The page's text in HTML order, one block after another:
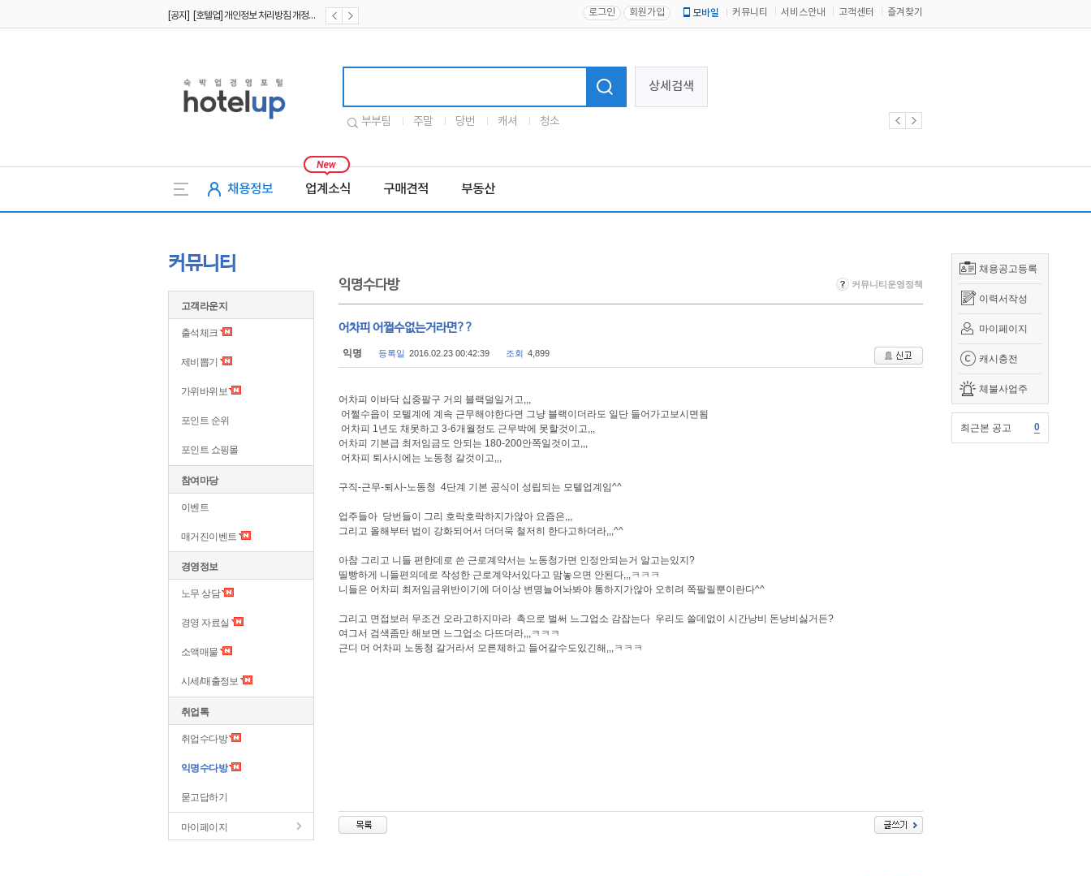
[공지] [호텔업] 개인정보 처리방침 개정본1 (19.09.02) 로그인 회원가입 모바일 커뮤니티 서비스안내 고객센터 즐겨찾기
상세검색
부부팀 주말 당번 캐셔 청소
채용정보 업계소식 구매견적 부동산
채용공고등록
이력서작성
마이페이지
캐시충전
체불사업주
최근본 공고 0
커뮤니티
고객라운지
출석체크
제비뽑기
가위바위보
포인트 순위
포인트 쇼핑몰
참여마당
이벤트
매거진이벤트
경영정보
노무 상담
경영 자료실
소액매물
시세/매출정보
취업톡
취업수다방
익명수다방
묻고답하기
마이페이지
익명수다방 커뮤니티운영정책
어차피 어쩔수없는거라면??
익명 등록일 2016.02.23 00:42:39 조회 4,899
어차피 이바닥 십중팔구 거의 블랙덜일거고,,,
어쩔수읍이 모텔계에 계속 근무해야한다면 그냥 블랙이더라도 일단 들어가고보시면됨
어차피 1년도 채못하고 3-6개월정도 근무박에 못할것이고,,,
어차피 기본급 최저임금도 안되는 180-200안쪽일것이고,,,
어차피 퇴사시에는 노동청 갈것이고,,,
구직-근무-퇴사-노동청 4단계 기본 공식이 성립되는 모텔업계임^^
업주들아 당번들이 그리 호락호락하지가않아 요즘은,,,
그리고 올해부터 법이 강화되어서 더더욱 철저히 한다고하더라,,,^^
아참 그리고 니들 편한데로 쓴 근로계약서는 노동청가면 인정안되는거 알고는있지?
띨빵하게 니들편의데로 작성한 근로계약서있다고 맘놓으면 안된다,,,ㅋㅋㅋ
니들은 어차피 최저임금위반이기에 더이상 변명늘어놔봐야 통하지가않아 오히려 쪽팔릴뿐이란다^^
그리고 면접보러 무조건 오라고하지마라 촉으로 벌써 느그업소 감잡는다 우리도 쓸데없이 시간낭비 돈낭비싫거든?
여그서 검색좀만 해보면 느그업소 다뜨더라,,,ㅋㅋㅋ
근디 머 어차피 노동청 갈거라서 모른체하고 들어갈수도있긴해,,,ㅋㅋㅋ